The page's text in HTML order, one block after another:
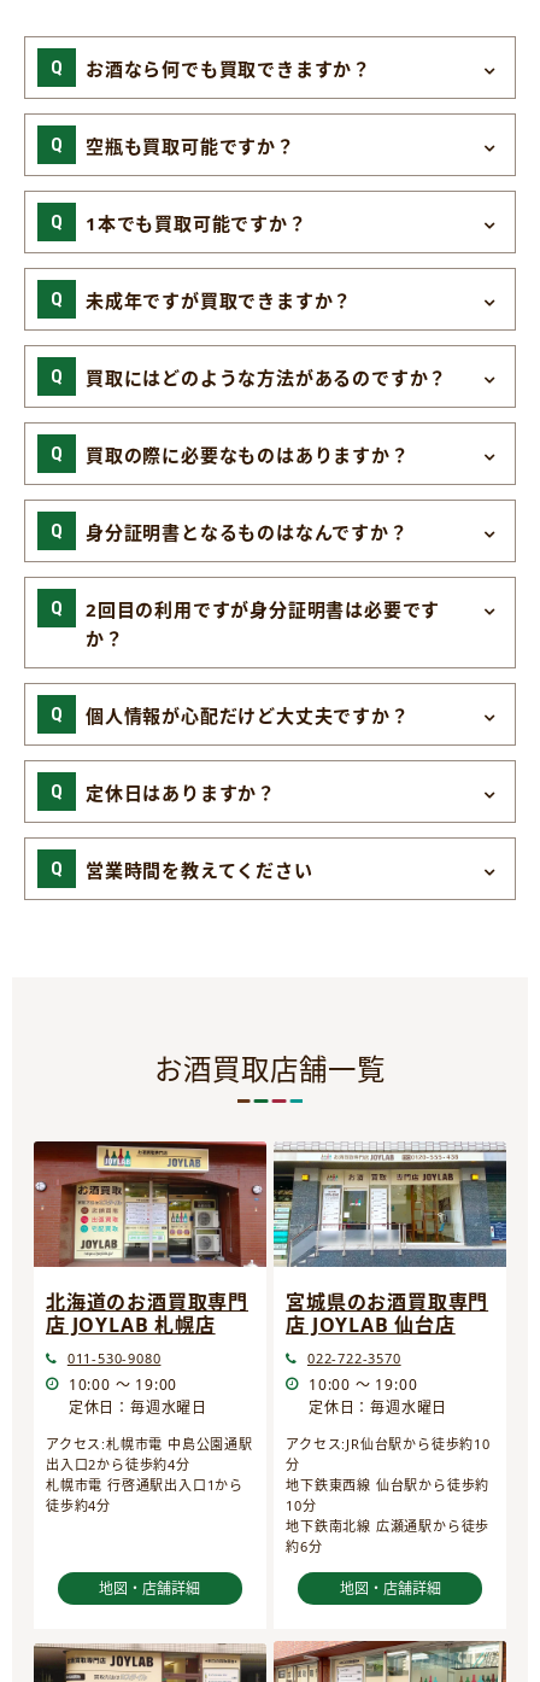
お酒なら何でも買取できますか？
空瓶も買取可能ですか？
1本でも買取可能ですか？
未成年ですが買取できますか？
買取にはどのような方法があるのですか？
買取の際に必要なものはありますか？
身分証明書となるものはなんですか？
2回目の利用ですが身分証明書は必要です
か？
個人情報が心配だけど大丈夫ですか？
定休日はありますか？
営業時間を教えてください
お酒買取店舗一覧
北海道のお酒買取専門
店 JOYLAB 札幌店
011-530-9080
10:00 ～ 19:00
定休日：毎週水曜日
アクセス:札幌市電 中島公園通駅
出入口2から徒歩約4分
札幌市電 行啓通駅出入口1から
徒歩約4分
地図・店舗詳細
宮城県のお酒買取専門
店 JOYLAB 仙台店
022-722-3570
10:00 ～ 19:00
定休日：毎週水曜日
アクセス:JR仙台駅から徒歩約10
分
地下鉄東西線 仙台駅から徒歩約
10分
地下鉄南北線 広瀬通駅から徒歩
約6分
地図・店舗詳細